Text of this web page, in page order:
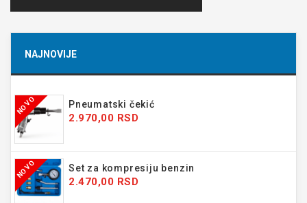
NAJNOVIJE
NOVO Pneumatski čekić
2.970,00 RSD
NOVO Set za kompresiju benzin
2.470,00 RSD